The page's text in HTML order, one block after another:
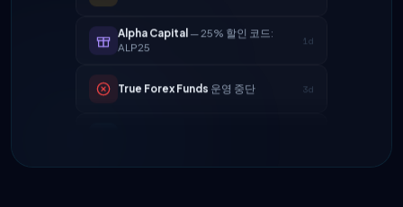
True Forex Funds 3d
FundedNext지급 속도 이제 24시간 4d